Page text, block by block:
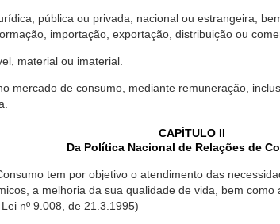
pública ou privada, nacional ou estrangeira,
importação, exportação, distribuição ou
material ou imaterial.
mercado de consumo, mediante remuneração,
CAPÍTULO II
Da Política Nacional de Relações de
tem por objetivo o atendimento das
a melhoria da sua qualidade de vida, bem
9.008, de 21.3.1995)